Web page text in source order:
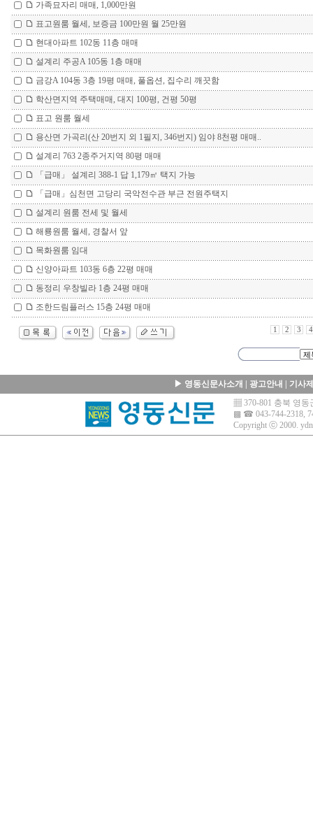
가족묘자리 매매, 1,000만원
표고원룸 월세, 보증금 100만원 월 25만원
현대아파트 102동 11층 매매
설계리 주공A 105동 1층 매매
금강A 104동 3층 19평 매매, 풀옵션, 집수리 깨끗함
학산면지역 주택매매, 대지 100평, 건평 50평
표고 원룸 월세
용산면 가곡리(산 20번지 외 1필지, 346번지) 임야 8천평 매매..
설계리 763 2종주거지역 80평 매매
「급매」 설계리 388-1 답 1,179㎡ 택지 가능
「급매」심천면 고당리 국악전수관 부근 전원주택지
설계리 원룸 전세 및 월세
해룡원룸 월세, 경찰서 앞
목화원룸 임대
신양아파트 103동 6층 22평 매매
동정리 우창빌라 1층 24평 매매
조한드림플러스 15층 24평 매매
1 2 3 4
▶ 영동신문사소개 광고안내
기사
▦ 370-801 충북 영
▩ ☎ 043-744-2318,
Copyright ⓒ 2000.